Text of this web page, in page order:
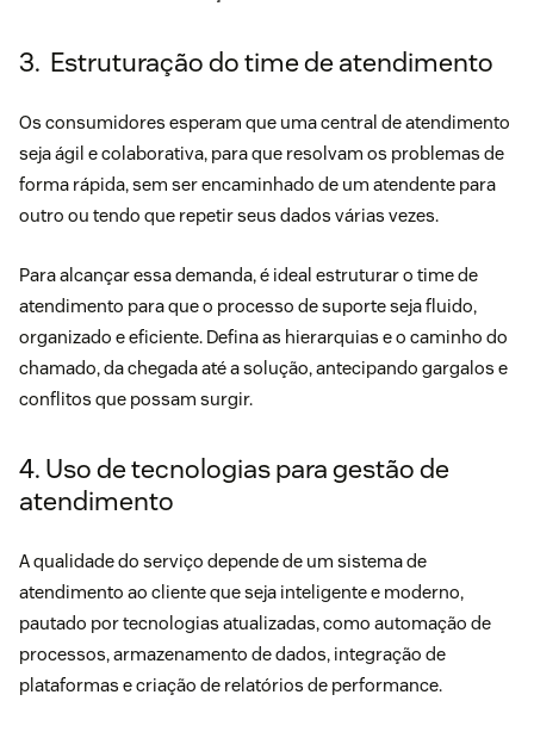
3. Estruturação do time de atendimento
Os consumidores esperam que uma central de atendimento
seja ágil e colaborativa, para que resolvam os problemas de
forma rápida, sem ser encaminhado de um atendente para
outro ou tendo que repetir seus dados várias vezes.
Para alcançar essa demanda, é ideal estruturar o time de
atendimento para que o processo de suporte seja fluido,
organizado e eficiente. Defina as hierarquias e o caminho do
chamado, da chegada até a solução, antecipando gargalos e
conflitos que possam surgir.
4. Uso de tecnologias para gestão de
atendimento
A qualidade do serviço depende de um sistema de
atendimento ao cliente que seja inteligente e moderno,
pautado por tecnologias atualizadas, como automação de
processos, armazenamento de dados, integração de
plataformas e criação de relatórios de performance.